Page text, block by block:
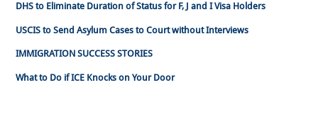
DHS to Eliminate Duration of Status for F, J and I Visa Holders
USCIS to Send Asylum Cases to Court without Interviews
IMMIGRATION SUCCESS STORIES
What to Do if ICE Knocks on Your Door